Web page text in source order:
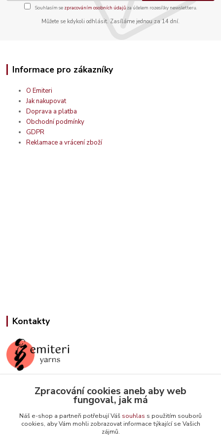
Souhlasím se zpracováním osobních údajůza účelem rozesílky newsletteru.
Můžete se kdykoli odhlásit. Zasíláme jednou za 14 dní.
Informace pro zákazníky
O Emiteri
Jak nakupovat
Doprava a platba
Obchodní podmínky
GDPR
Reklamace a vrácení zboží
Kontakty
Jana Slámová
+420 608 507 824
info@emiteriyarns.cz
Zpracování cookies aneb aby web
fungoval, jak má
Náš e-shop a partneři potřebují Váš souhlas s použitím souborů
cookies, aby Vám mohli zobrazovat informace týkající se Vašich
zájmů.